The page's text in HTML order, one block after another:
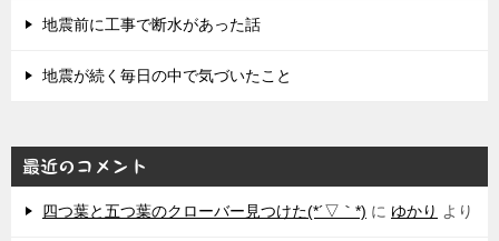
地震前に工事で断水があった話
地震が続く毎日の中で気づいたこと
最近のコメント
四つ葉と五つ葉のクローバー見つけた(*´▽｀*) に ゆかり より